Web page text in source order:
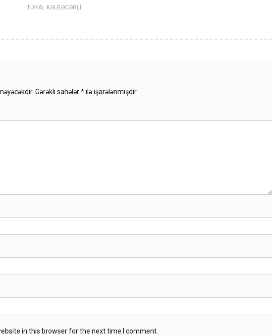
TURAL KƏLBƏCƏRLİ
Gərəkli sahələr*ilə işarələnmişdir
in this browser for the next time I comment.